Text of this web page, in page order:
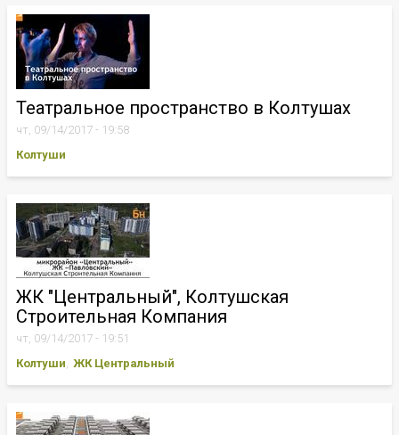
Театральное пространство в Колтушах
чт, 09/14/2017 - 19:58
Колтуши
ЖК "Центральный", Колтушская
Строительная Компания
чт, 09/14/2017 - 19:51
Колтуши ЖК Центральный